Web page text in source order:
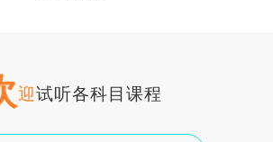
迎试听各科目课程